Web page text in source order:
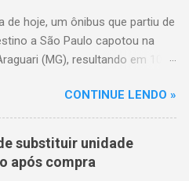
de hoje, um ônibus que partiu de
a São Paulo capotou na
(MG), resultando em 10
próximo ao trevo de Queixinho,
perdeu o controle do
o canteiro central e
alça de acesso. Entre as
há duas crianças de
CONTINUE LENDO »
substituir unidade
após compra